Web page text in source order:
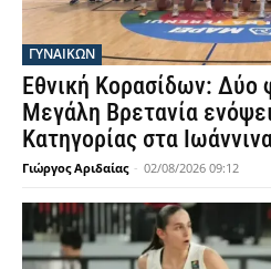
ΓΥΝΑΙΚΩΝ
Εθνική Κορασίδων: Δύο
Μεγάλη Βρετανία
Κατηγορίας στα
Γιώργος Αριδαίας - 02/08/2026 09:12